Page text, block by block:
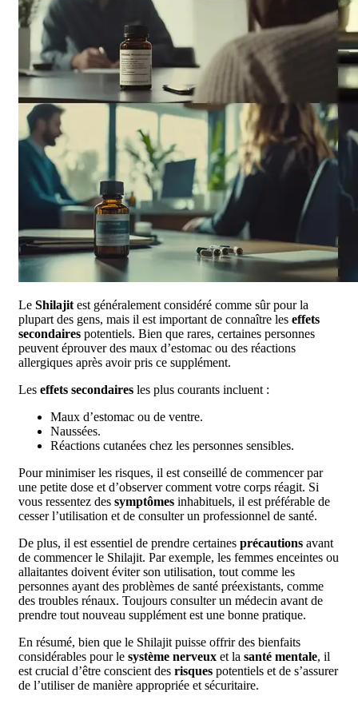
Le Shilajit est généralement considéré comme sûr pour la
plupart des gens, mais il est important de connaître les effets
secondaires potentiels. Bien que rares, certaines personnes
peuvent éprouver des maux d’estomac ou des réactions
allergiques après avoir pris ce supplément.
Les effets secondaires les plus courants incluent :
Maux d’estomac ou de ventre.
Naussées.
Réactions cutanées chez les personnes sensibles.
Pour minimiser les risques, il est conseillé de commencer par
une petite dose et d’observer comment votre corps réagit. Si
vous ressentez des symptômes inhabituels, il est préférable de
cesser l’utilisation et de consulter un professionnel de santé.
De plus, il est essentiel de prendre certaines précautions avant
de commencer le Shilajit. Par exemple, les femmes enceintes ou
allaitantes doivent éviter son utilisation, tout comme les
personnes ayant des problèmes de santé préexistants, comme
des troubles rénaux. Toujours consulter un médecin avant de
prendre tout nouveau supplément est une bonne pratique.
En résumé, bien que le Shilajit puisse offrir des bienfaits
considérables pour le système nerveux et la santé mentale, il
est crucial d’être conscient des risques potentiels et de s’assurer
de l’utiliser de manière appropriée et sécuritaire.